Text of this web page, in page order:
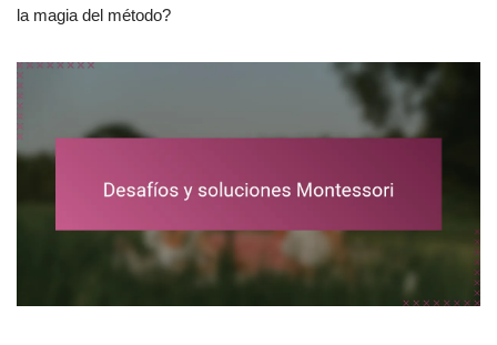
la magia del método?